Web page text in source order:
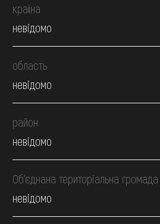
країна
невідомо
область
невідомо
район
невідомо
Об’єднана територіальна громада
невідомо